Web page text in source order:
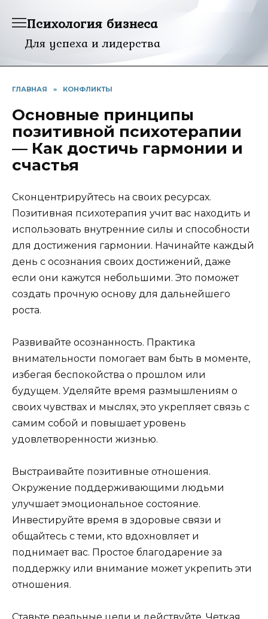
Психология бизнеса
Для успеха и лидерства
ГЛАВНАЯ » КОНФЛИКТЫ
Основные принципы
позитивной психотерапии
— Как достичь гармонии и
счастья
Сконцентрируйтесь на своих ресурсах.
Позитивная психотерапия учит вас находить и
использовать внутренние силы и способности
для достижения гармонии. Начинайте каждый
день с осознания своих достижений, даже
если они кажутся небольшими. Это поможет
создать прочную основу для дальнейшего
роста.
Развивайте осознанность. Практика
внимательности помогает вам быть в моменте,
избегая беспокойства о прошлом или
будущем. Уделяйте время размышлениям о
своих чувствах и мыслях, это укрепляет связь с
самим собой и повышает уровень
удовлетворенности жизнью.
Выстраивайте позитивные отношения.
Окружение поддерживающими людьми
улучшает эмоциональное состояние.
Инвестируйте время в здоровые связи и
общайтесь с теми, кто вдохновляет и
поднимает вас. Простое благодарение за
поддержку или внимание может укрепить эти
отношения.